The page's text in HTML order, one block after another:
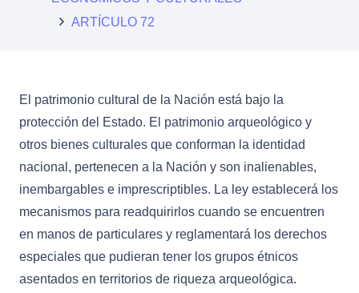
ARTÍCULO 72
El patrimonio cultural de la Nación está bajo la
protección del Estado. El patrimonio arqueológico y
otros bienes culturales que conforman la identidad
nacional, pertenecen a la Nación y son inalienables,
inembargables e imprescriptibles. La ley establecerá los
mecanismos para readquirirlos cuando se encuentren
en manos de particulares y reglamentará los derechos
especiales que pudieran tener los grupos étnicos
asentados en territorios de riqueza arqueológica.